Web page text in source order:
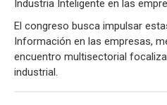
Industria Inteligente en las
El congreso busca impulsar
Información en las empresas,
encuentro multisectorial
industrial.